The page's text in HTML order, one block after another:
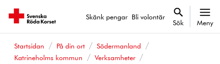
Skänk pengar Bli volontär
Sök Meny
Startsidan På din ort
Södermanland
Katrineholms kommun
Verksamheter